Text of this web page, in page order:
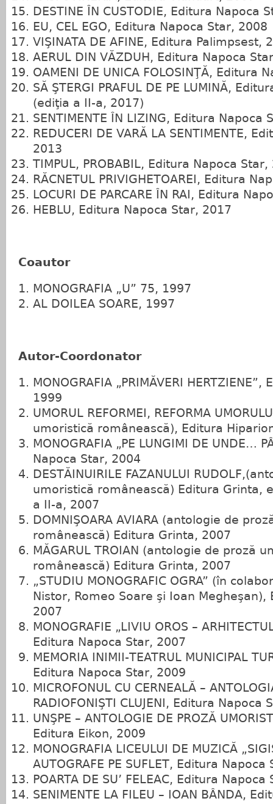
DESTINE ÎN CUSTODIE, Editura Napoca
EU, CEL EGO, Editura Napoca Star, 2008
VIŞINATA DE AFINE, Editura Palimpsest,
AERUL DIN VĂZDUH, Editura Napoca
OAMENI DE UNICA FOLOSINŢĂ, Editura
SĂ ŞTERGI PRAFUL DE PE LUMINĂ,
(ediţia a II‑a, 2017)
SENTIMENTE ÎN LIZING, Editura Napoca
REDUCERI DE VARĂ LA SENTIMENTE,
2013
TIMPUL, PROBABIL, Editura Napoca Star,
RĂCNETUL PRIVIGHETOAREI, Editura
LOCURI DE PARCARE ÎN RAI, Editura
HEBLU, Editura Napoca Star, 2017
Coautor
MONOGRAFIA „U” 75, 1997
AL DOILEA SOARE, 1997
Autor‑Coordonator
MONOGRAFIA „PRIMĂVERI
1999
UMORUL REFORMEI, REFORMA
umoristică românească), Editura
MONOGRAFIA „PE LUNGIMI DE UNDE…
Napoca Star, 2004
DESTĂINUIRILE FAZANULUI
umoristică românească) Editura Grinta,
a II‑a, 2007
DOMNIŞOARA AVIARA (antologie de
românească) Editura Grinta, 2007
MĂGARUL TROIAN (antologie de proză
românească) Editura Grinta, 2007
„STUDIU MONOGRAFIC OGRA” (în
Nistor, Romeo Soare şi Ioan
2007
MONOGRAFIE „LIVIU OROS –
Editura Napoca Star, 2007
MEMORIA INIMII‑TEATRUL MUNICIPAL
Editura Napoca Star, 2009
MICROFONUL CU CERNEALĂ –
RADIOFONIŞTI CLUJENI, Editura Napoca
UNŞPE – ANTOLOGIE DE PROZĂ
Editura Eikon, 2009
MONOGRAFIA LICEULUI DE MUZICĂ
AUTOGRAFE PE SUFLET, Editura
POARTA DE SU’ FELEAC, Editura
SENIMENTE LA FILEU – IOAN BÂNDA,